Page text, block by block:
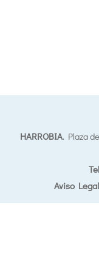
HARROBIA. Plaza
Aviso Legal